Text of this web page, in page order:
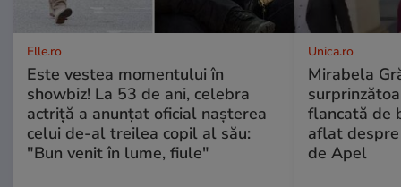
Elle.ro
Este vestea momentului în
showbiz! La 53 de ani, celebra
actriță a anunțat oficial nașterea
celui de-al treilea copil al său:
"Bun venit în lume, fiule"
Unica.ro
Mirabela
flancată de
aflat
de Apel